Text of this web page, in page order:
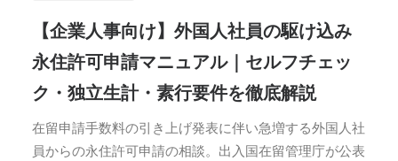
【企業人事向け】外国人社員の駆け込み
永住許可申請マニュアル｜セルフチェッ
ク・独立生計・素行要件を徹底解説
在留申請手数料の引き上げ発表に伴い急増する外国人社
員からの永住許可申請の相談。出入国在留管理庁が公表